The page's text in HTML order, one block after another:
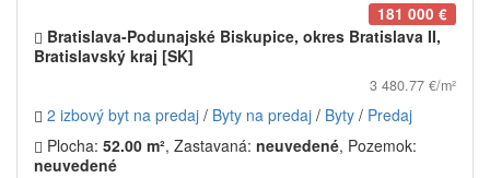
181 000 €
Bratislava-Podunajské Biskupice, okres Bratislava II,
Bratislavský kraj [SK]
3 480.77 €/m²
2 izbový byt na predaj / Byty na predaj / Byty / Predaj
Plocha: 52.00 m², Zastavaná: neuvedené, Pozemok:
neuvedené